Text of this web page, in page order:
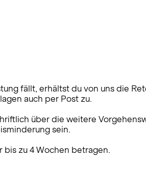
fällt, erhältst du von uns die
auch per Post zu.
über die weitere
sein.
zu 4 Wochen betragen.